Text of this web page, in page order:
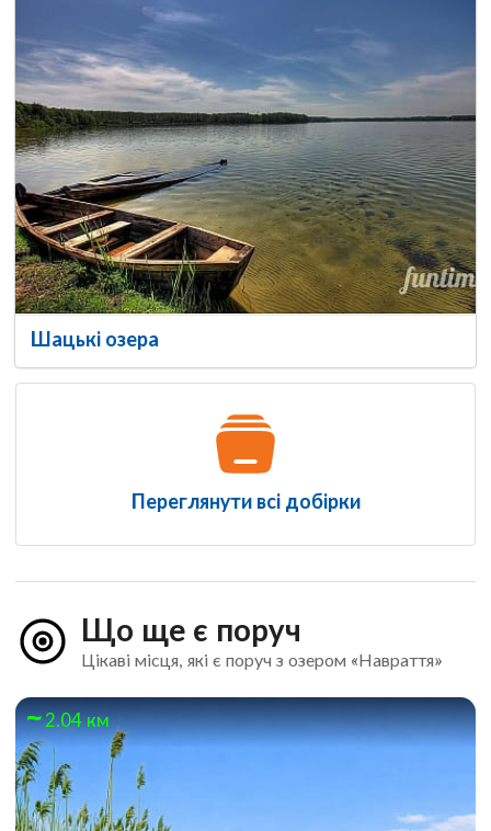
Шацькі озера
Переглянути всі добірки
Що ще є поруч
Цікаві місця, які є поруч з озером «Навраття»
2.04 км